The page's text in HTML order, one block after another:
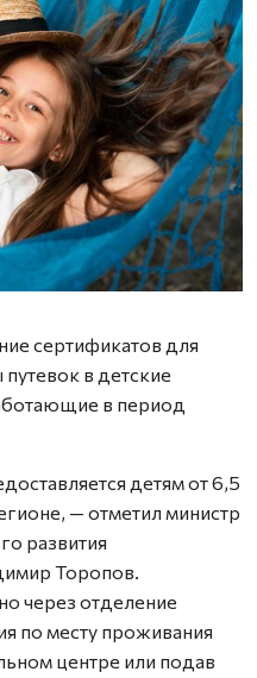
сертификатов для
в детские
в период
детям от 6,5
— отметил министр
развития
Торопов.
через отделение
по месту проживания
центре или подав